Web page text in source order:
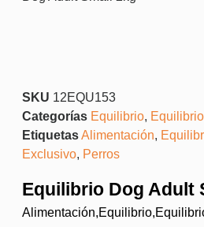
SKU 12EQU153
Categorías Equilibrio, Equilibrio
EtiquetasAlimentación,
Exclusivo, Perros
Equilibrio Dog Adult
Alimentación,Equilibrio,